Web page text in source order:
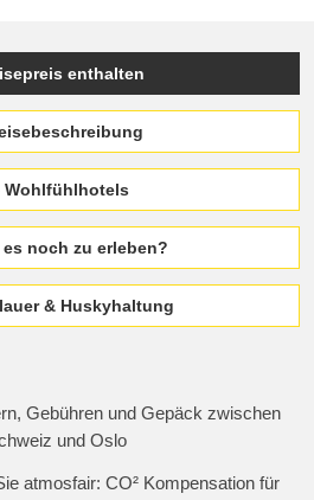
enthalten
Wohlfühlhotels
noch zu erleben?
& Huskyhaltung
Gebühren und Gepäck zwischen
und Oslo
atmosfair: CO² Kompensation für